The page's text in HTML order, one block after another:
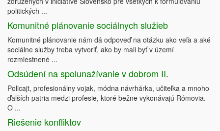
politických ...
Komunitné plánovanie sociálnych služieb
Komunitné plánovanie nám dá odpoveď na otázku ako veľa a aké
sociálne služby treba vytvoriť, ako by mali byť v území
rozmiestnené ...
Odsúdení na spolunažívanie v dobrom II.
Policajt, profesionálny vojak, módna návrhárka, učiteľka a mnoho
ďalších patria medzi profesie, ktoré bežne vykonávajú Rómovia.
O ...
Riešenie konfliktov